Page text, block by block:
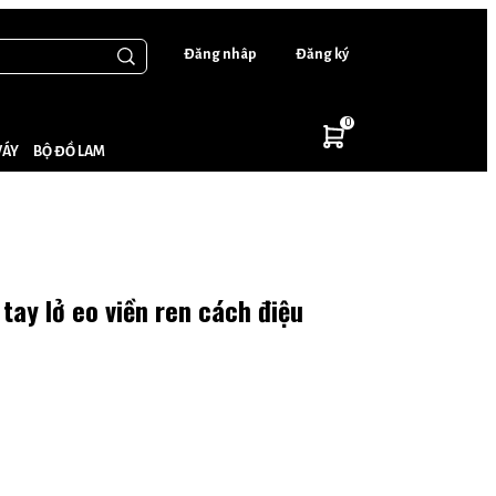
Đăng nhâp Đăng ký
0
BỘ ĐỒ LAM
lở eo viền ren cách điệu